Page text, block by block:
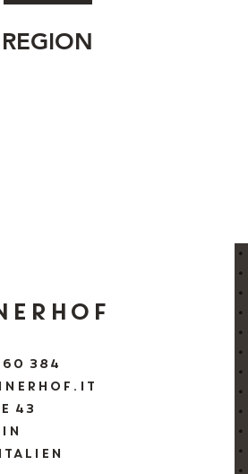
REGION
384
43